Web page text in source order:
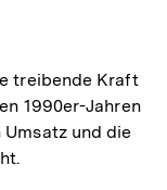
treibende Kraft
1990er-Jahren
Umsatz und die